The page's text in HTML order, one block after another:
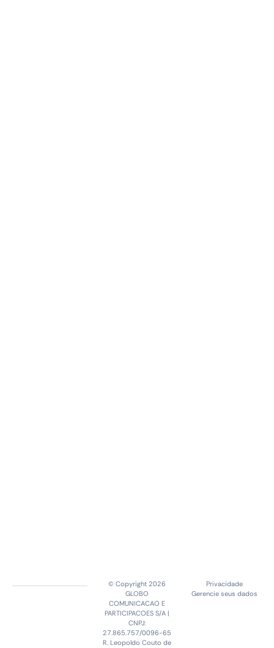
© Copyright 2026
GLOBO
COMUNICACAO E
PARTICIPACOES S/A |
CNPJ:
27.865.757/0096-65
R. Leopoldo Couto de
Privacidade
Gerencie seus dados